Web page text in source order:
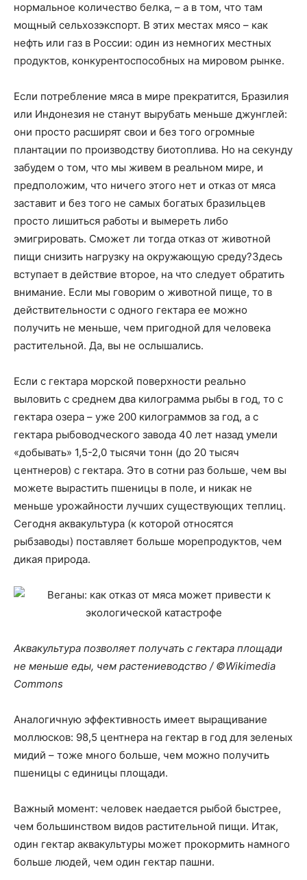
нормальное количество белка, – а в том, что там
мощный сельхозэкспорт. В этих местах мясо – как
нефть или газ в России: один из немногих местных
продуктов, конкурентоспособных на мировом рынке.
Если потребление мяса в мире прекратится, Бразилия
или Индонезия не станут вырубать меньше джунглей:
они просто расширят свои и без того огромные
плантации по производству биотоплива. Но на секунду
забудем о том, что мы живем в реальном мире, и
предположим, что ничего этого нет и отказ от мяса
заставит и без того не самых богатых бразильцев
просто лишиться работы и вымереть либо
эмигрировать. Сможет ли тогда отказ от животной
пищи снизить нагрузку на окружающую среду?Здесь
вступает в действие второе, на что следует обратить
внимание. Если мы говорим о животной пище, то в
действительности с одного гектара ее можно
получить не меньше, чем пригодной для человека
растительной. Да, вы не ослышались.
Если с гектара морской поверхности реально
выловить с среднем два килограмма рыбы в год, то с
гектара озера – уже 200 килограммов за год, а с
гектара рыбоводческого завода 40 лет назад умели
«добывать» 1,5-2,0 тысячи тонн (до 20 тысяч
центнеров) с гектара. Это в сотни раз больше, чем вы
можете вырастить пшеницы в поле, и никак не
меньше урожайности лучших существующих теплиц.
Сегодня аквакультура (к которой относятся
рыбзаводы) поставляет больше морепродуктов, чем
дикая природа.
Аквакультура позволяет получать с гектара площади
не меньше еды, чем растениеводство / ©Wikimedia
Commons
Аналогичную эффективность имеет выращивание
моллюсков: 98,5 центнера на гектар в год для зеленых
мидий – тоже много больше, чем можно получить
пшеницы с единицы площади.
Важный момент: человек наедается рыбой быстрее,
чем большинством видов растительной пищи. Итак,
один гектар аквакультуры может прокормить намного
больше людей, чем один гектар пашни.